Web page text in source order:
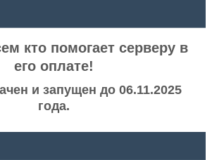
кто помогает серверу в
его оплате!
и запущен до 06.11.2025
года.